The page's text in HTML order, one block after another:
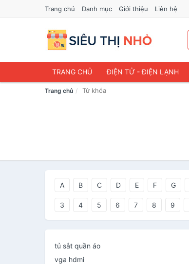
Trang chủ Danh mục Giới thiệu Liên hệ
TRANG CHỦ ĐIỆN TỬ - ĐIỆN LẠNH
Trang chủ Từ khóa
A B C D E F G
3 4 5 6 7 8 9
tủ sắt quần áo
vga hdmi